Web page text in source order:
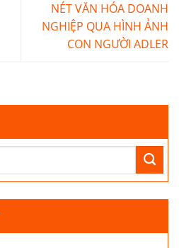
NÉT VĂN HÓA DOANH
NGHIỆP QUA HÌNH ẢNH
CON NGƯỜI ADLER